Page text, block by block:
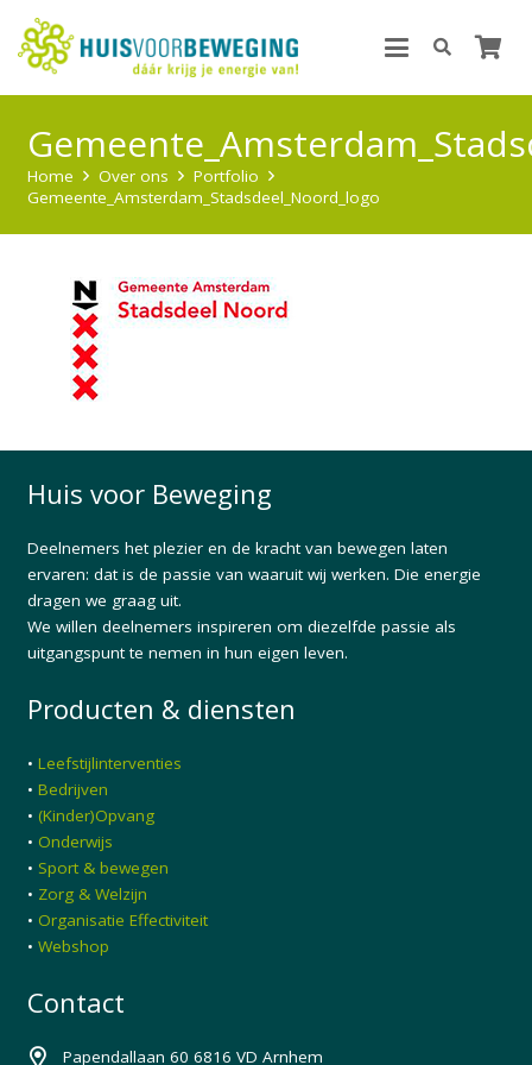
Home Over ons
Portfolio
Gemeente_Amsterdam_Stadsdeel_Noord_logo
Huis voor Beweging
Deelnemers het plezier en de kracht van bewegen laten
ervaren: dat is de passie van waaruit wij werken. Die energie
dragen we graag uit.
We willen deelnemers inspireren om diezelfde passie als
uitgangspunt te nemen in hun eigen leven.
Producten & diensten
• Leefstijlinterventies
• Bedrijven
• (Kinder)Opvang
• Onderwijs
• Sport & bewegen
• Zorg & Welzijn
• Organisatie Effectiviteit
• Webshop
Contact
Papendallaan 60 6816 VD Arnhem